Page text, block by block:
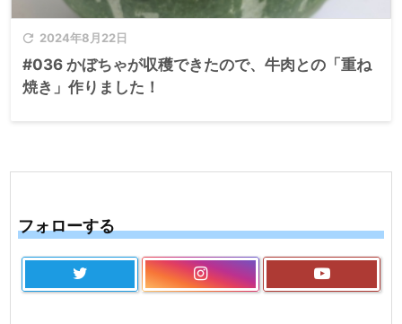
 2024年8月22日
#036 かぼちゃが収穫できたので、牛肉との「重ね
焼き」作りました！
フォローする